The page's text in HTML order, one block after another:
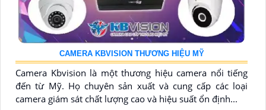
CAMERA KBVISION THƯƠNG HIỆU MỸ
Camera Kbvision là một thương hiệu camera nổi tiếng
đến từ Mỹ. Họ chuyên sản xuất và cung cấp các loại
camera giám sát chất lượng cao và hiệu suất ổn định...